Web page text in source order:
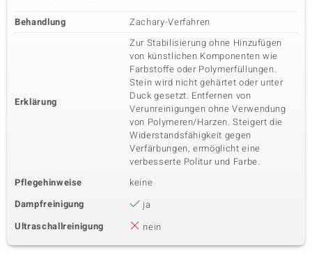
Behandlung Zachary-Verfahren
Erklärung
Zur Stabilisierung ohne Hinzufügen
von künstlichen Komponenten wie
Farbstoffe oder Polymerfüllungen.
Stein wird nicht gehärtet oder unter
Duck gesetzt. Entfernen von
Verunreinigungen ohne Verwendung
von Polymeren/Harzen. Steigert die
Widerstandsfähigkeit gegen
Verfärbungen, ermöglicht eine
verbesserte Politur und Farbe.
Pflegehinweise
keine
Dampfreinigung
ja
Ultraschallreinigung
nein